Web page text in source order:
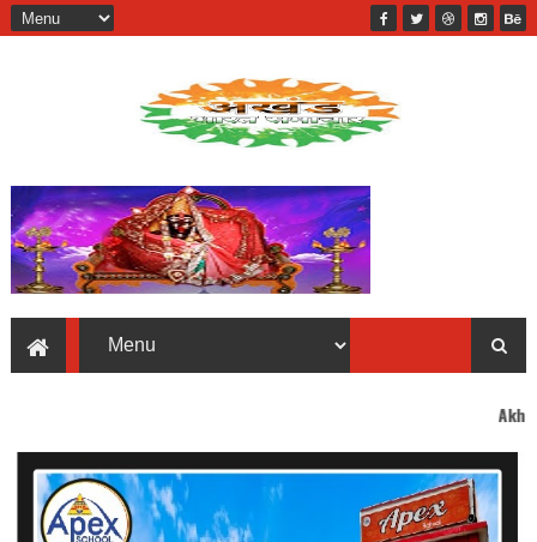
Akhand Bharat